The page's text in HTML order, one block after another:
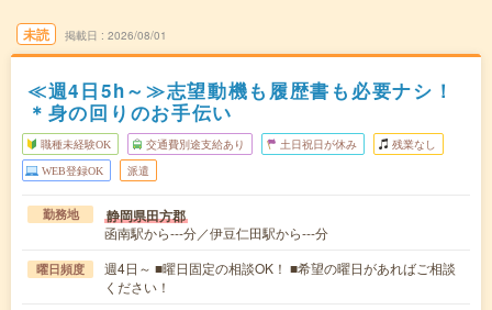
未読 掲載日 2026/08/01
≪週4日5h～≫志望動機も履歴書も必要ナシ！
＊身の回りのお手伝い
職種未経験OK 交通費別途支給あり 土日祝日が休み 残業なし
WEB登録OK 派遣
勤務地 静岡県田方郡
函南駅から---分／伊豆仁田駅から---分
曜日頻度
週4日～ ■曜日固定の相談OK！ ■希望の曜日があればご相談
ください！